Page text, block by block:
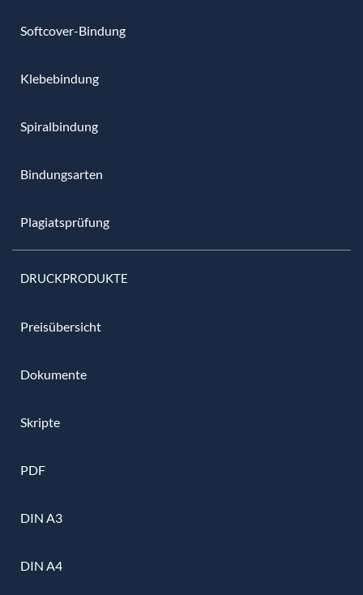
Softcover-Bindung
Klebebindung
Spiralbindung
Bindungsarten
Plagiatsprüfung
DRUCKPRODUKTE
Preisübersicht
Dokumente
Skripte
PDF
DIN A3
DIN A4